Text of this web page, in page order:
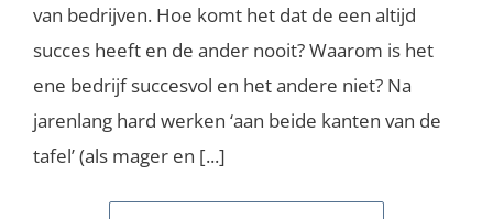
van bedrijven. Hoe komt het dat de een altijd
succes heeft en de ander nooit? Waarom is het
ene bedrijf succesvol en het andere niet? Na
jarenlang hard werken ‘aan beide kanten van de
tafel’ (als mager en [...]